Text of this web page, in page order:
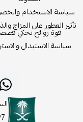
سياسة الاستخدام
تأثير العطور على المزاج
قوة روائح تحكي
سياسة الاستبدال